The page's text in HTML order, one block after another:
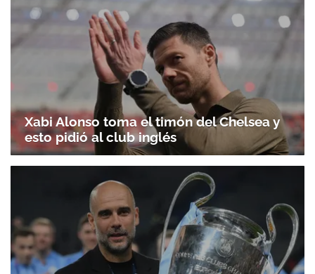
Xabi Alonso toma el timón del Chelsea y
esto pidió al club inglés